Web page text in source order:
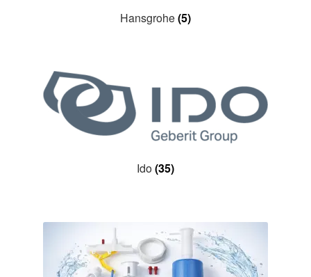
Hansgrohe(5)
Ido(35)